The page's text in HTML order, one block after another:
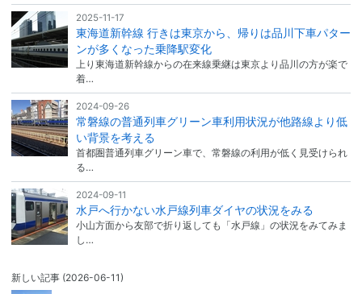
2025-11-17
東海道新幹線 行きは東京から、帰りは品川下車パター
ンが多くなった乗降駅変化
上り東海道新幹線からの在来線乗継は東京より品川の方が楽で
着…
2024-09-26
常磐線の普通列車グリーン車利用状況が他路線より低
い背景を考える
首都圏普通列車グリーン車で、常磐線の利用が低く見受けられ
る…
2024-09-11
水戸へ行かない水戸線列車ダイヤの状況をみる
小山方面から友部で折り返しても「水戸線」の状況をみてみま
し…
新しい記事 (2026-06-11)